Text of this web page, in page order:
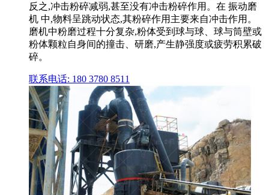
反之,冲击粉碎减弱,甚至没有冲击粉碎作用。在 振动磨
机 中,物料呈跳动状态,其粉碎作用主要来自冲击作用。
磨机中粉磨过程十分复杂,粉体受到球与球、球与筒壁或
粉体颗粒自身间的撞击、研磨,产生静强度或疲劳积累破
碎。
联系电话: 180 3780 8511